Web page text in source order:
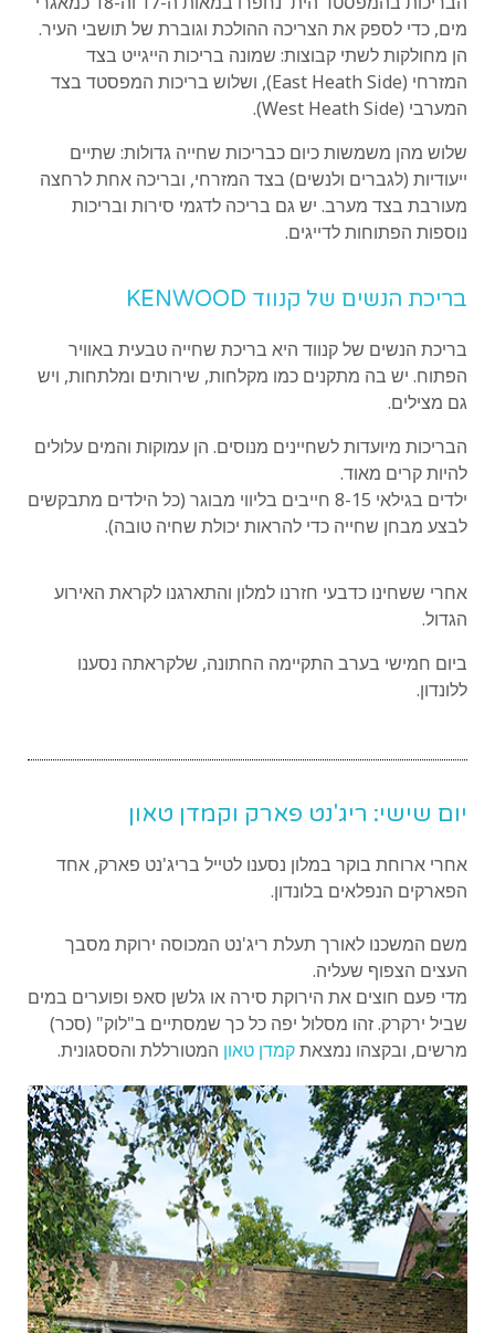
מים, כדי לספק את הצריכה ההולכת וגוברת של תושבי העיר.
הן מחולקות לשתי קבוצות: שמונה בריכות הייגייט בצד
המזרחי (East Heath Side), ושלוש בריכות המפסטד בצד
המערבי (West Heath Side).
שלוש מהן משמשות כיום כבריכות שחייה גדולות: שתיים
ייעודיות (לגברים ולנשים) בצד המזרחי, ובריכה אחת לרחצה
מעורבת בצד מערב. יש גם בריכה לדגמי סירות ובריכות
נוספות הפתוחות לדייגים.
בריכת הנשים של קנווד KENWOOD
בריכת הנשים של קנווד היא בריכת שחייה טבעית באוויר
הפתוח. יש בה מתקנים כמו מקלחות, שירותים ומלתחות, ויש
גם מצילים.
הבריכות מיועדות לשחיינים מנוסים. הן עמוקות והמים עלולים
להיות קרים מאוד.
ילדים בגילאי 8-15 חייבים בליווי מבוגר (כל הילדים מתבקשים
לבצע מבחן שחייה כדי להראות יכולת שחיה טובה).
אחרי ששחינו כדבעי חזרנו למלון והתארגנו לקראת האירוע
הגדול.
ביום חמישי בערב התקיימה החתונה, שלקראתה נסענו
ללונדון.
יום שישי: ריג'נט פארק וקמדן טאון
אחרי ארוחת בוקר במלון נסענו לטייל בריג'נט פארק, אחד
הפארקים הנפלאים בלונדון.
משם המשכנו לאורך תעלת ריג'נט המכוסה ירוקת מסבך
העצים הצפוף שעליה.
מדי פעם חוצים את הירוקת סירה או גלשן סאפ ופוערים במים
שביל ירקרק. זהו מסלול יפה כל כך שמסתיים ב"לוק" (סכר)
מרשים, ובקצהו נמצאתקמדן טאון המטורללת והססגונית.